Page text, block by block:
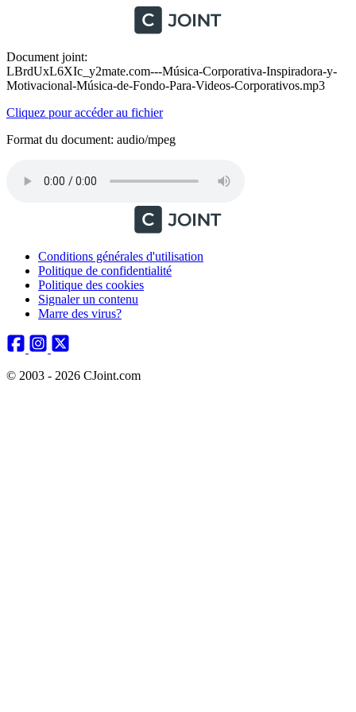
Document joint:
LBrdUxL6XIc_y2mate.com---Música-Corporativa-Inspiradora-y-
Motivacional-Música-de-Fondo-Para-Videos-Corporativos.mp3
Cliquez pour accéder au fichier
Format du document: audio/mpeg
Conditions générales d'utilisation
Politique de confidentialité
Politique des cookies
Signaler un contenu
Marre des virus?
© 2003 - 2026 CJoint.com